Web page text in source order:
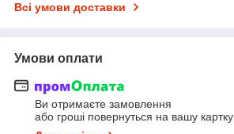
Всі умови доставки
Умови оплати
Ви отримаєте замовлення
або гроші повернуться на вашу картку